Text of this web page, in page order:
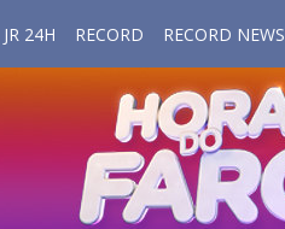
JR 24H RECORD RECORD NEWS